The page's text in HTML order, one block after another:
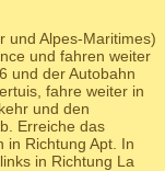
und Alpes-Maritimes)
und fahren weiter
und der Autobahn
fahre weiter in
und den
Erreiche das
in Richtung Apt. In
in Richtung La